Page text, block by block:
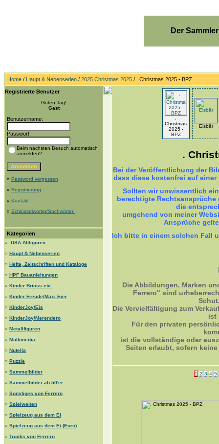
Der
Home / Haupt & Nebenserien / 2025 Christmas 2025 / . Christmas 2025 - BPZ
Registrierte Benutzer
Guten Tag!
Gast
Benutzername:
Passwort:
Beim nächsten Besuch automatisch
anmelden?
» Password vergessen
» Registrierung
» Kontakt
» Schlüsselwörter/Suchwörter:
Kategorien
»
.USA Altfiguren
» Haupt & Nebenserien
» Hefte, Zeitschriften und Kataloge
» HPF Bauanleitungen
» Kinder Brioss etc.
» Kinder Freude/Maxi Eier
» KinderJoy/Eis
» KinderJoy/Merendero
» Metallfiguren
» Multimedia
» Nutella
» Puzzle
» Sammelbilder
» Sammelbilder ab 50'er
» Sonstiges von Ferrero
» Spielwelten
» Spielzeug aus dem Ei
» Spielzeug aus dem Ei (Euro)
» Trucks von Ferrero
Christmas
2025 -
BPZ
Eisbär
.
Bei der Veröffentlichung der
dass diese kostenfrei auf
Sollten wir unwissentlich
berechtigte
die
umgehend von meiner
Ansprüche
Ich bitte in einem solchen Fall
Die Abbildungen, Marken
Ferrero" sind
Die Vervielfältigung zum
ist
Für den privaten
ist die vollständige oder
Seiten erlaubt, sofern
1 2 3 4 5